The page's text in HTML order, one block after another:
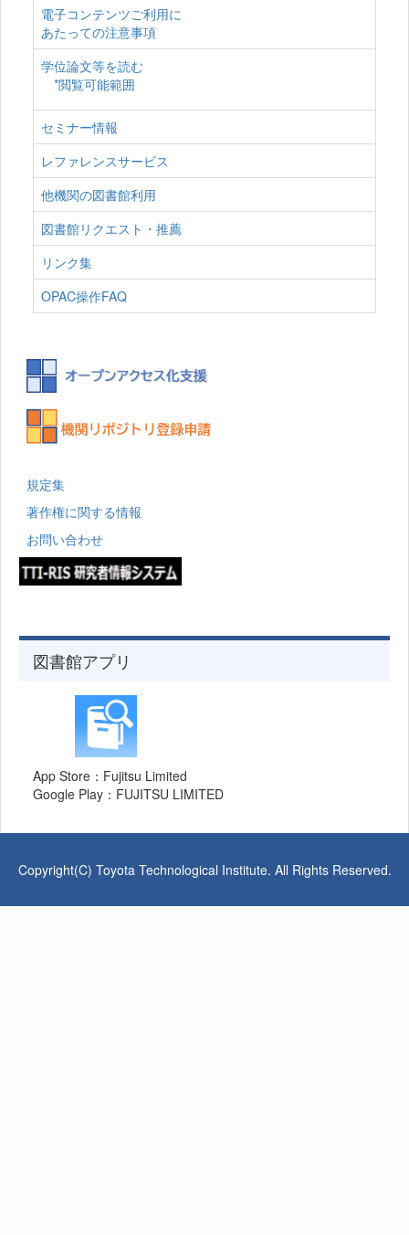
電子コンテンツご利用に
あたっての注意事項
学位論文等を読む
*閲覧可能範囲
セミナー情報
レファレンスサービス
他機関の図書館利用
図書館リクエスト・推薦
リンク集
OPAC操作FAQ
規定集
著作権に関する情報
お問い合わせ
図書館アプリ
App Store：Fujitsu Limited
Google Play：FUJITSU LIMITED
Copyright(C) Toyota Technological Institute. All Rights Reserved.